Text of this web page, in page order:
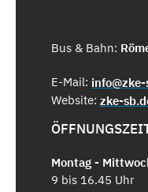
Bus & Bahn:
E-Mail:
Website: zke-
Montag -
9 bis 16.45 Uhr